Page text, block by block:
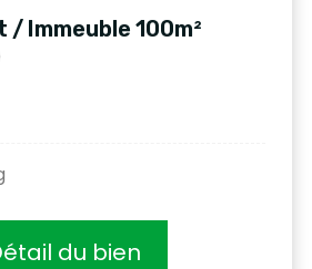
Immeuble 100m²
du bien